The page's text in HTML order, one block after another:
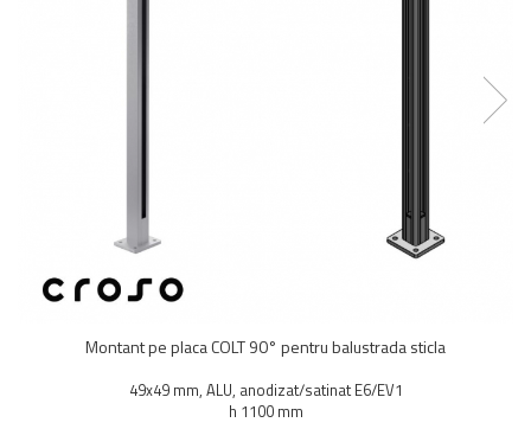
Montanti echipati balustrada inox
Stifturi - Placute suport pentru
Suport mana curenta balustrada inox
Montant pe placa COLT 90° pentru balustrada sticla
49x49 mm, ALU, anodizat/satinat E6/EV1
h 1100 mm